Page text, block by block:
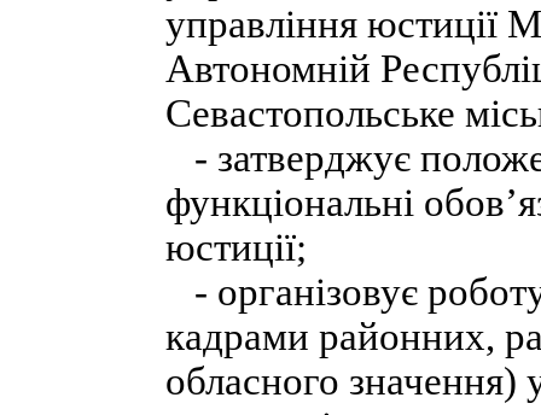
управління юстиції
Автономній
Севастопольське
- затверджує
функціональні
юстиції;
- організовує
кадрами районних,
обласного значення)